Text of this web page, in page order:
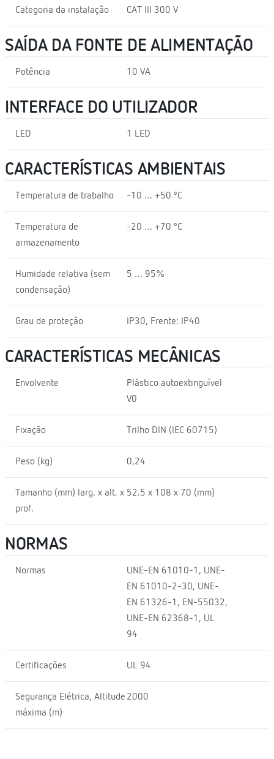
Categoria da instalação CAT III 300 V
SAÍDA DA FONTE DE ALIMENTAÇÃO
Potência 10 VA
INTERFACE DO UTILIZADOR
LED 1 LED
CARACTERÍSTICAS AMBIENTAIS
Temperatura de trabalho -10 … +50 ºC
Temperatura de
armazenamento
-20 … +70 ºC
Humidade relativa (sem
condensação)
5 … 95%
Grau de proteção IP30, Frente: IP40
CARACTERÍSTICAS MECÂNICAS
Envolvente
Plástico autoextinguível
V0
Fixação Trilho DIN (IEC 60715)
Peso (kg) 0,24
Tamanho (mm) larg. x alt. x
prof.
52.5 x 108 x 70 (mm)
NORMAS
Normas
UNE-EN 61010-1, UNE-
EN 61010-2-30, UNE-
EN 61326-1, EN-55032,
UNE-EN 62368-1, UL
94
Certificações UL 94
Segurança Elétrica, Altitude
máxima (m)
2000